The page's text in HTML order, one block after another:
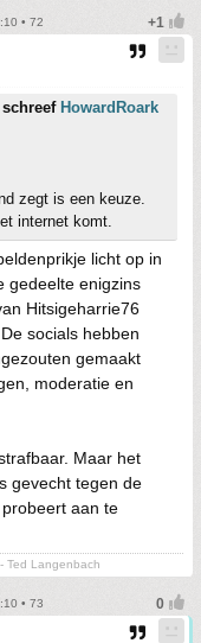
• 72
schreef HowardRoark
zegt is een keuze.
internet komt.
licht op in
gedeelte enigzins
Hitsigeharrie76
socials hebben
gemaakt
moderatie en
Maar het
gevecht tegen de
aan te
Ted Langenbach
• 73